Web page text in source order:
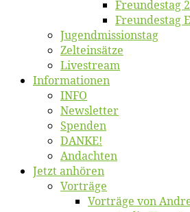
Freun­des­tag
Freun­des­tag
Jugend­mis­sions­tag
Zelt­ein­sät­ze
Live­stream
Informatio­nen
INFO
News­let­ter
Spen­den
DANKE!
An­dach­ten
Jetzt an­hö­ren
Vor­trä­ge
Vor­trä­ge von